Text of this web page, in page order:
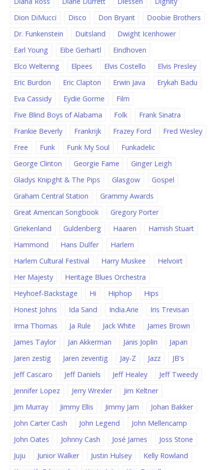
Dion DiMucci
Disco Don Bryant
Doobie Brothers
Dr. Funkenstein
Duitsland
Dwight Icenhower
Earl Young
Eibe Gerhartl
Eindhoven
Elco Weltering
Elpees Elvis Costello
Elvis Presley
Eric Burdon
Eric Clapton Erwin Java
Erykah Badu
Eva Cassidy
Eydie Gorme
Film
Five Blind Boys of Alabama
Folk
Frank Sinatra
Frankie Beverly
Frankrijk Frazey Ford
Fred Wesley
Free
Funk Funk My Soul
Funkadelic
George Clinton
Georgie Fame
Ginger Leigh
Gladys Knipght & The Pips
Glasgow
Gospel
Graham Central Station
Grammy Awards
Great American Songbook
Gregory Porter
Griekenland
Guldenberg Haaren
Hamish Stuart
Hammond
Hans Dulfer
Harlem
Harlem Cultural Festival
Harry Muskee
Helvoirt
Her Majesty
Heritage Blues Orchestra
Heyhoef-Backstage
Hi Hiphop
Hips
Honest Johns
Ida Sand India.Arie
Iris Trevisan
Irma Thomas
Ja Rule Jack White
James Brown
James Taylor
Jan Akkerman Janis Joplin
Japan
Jaren zestig
Jaren zeventig Jay-Z Jazz
JB's
Jeff Cascaro
Jeff Daniels Jeff Healey
Jeff Tweedy
Jennifer Lopez
Jerry Wrexler
Jim Keltner
Jim Murray
Jimmy Ellis Jimmy Jam
Johan Bakker
John Carter Cash
John Legend
John Mellencamp
John Oates
Johnny Cash José James
Joss Stone
Juju
Junior Walker Justin Hulsey
Kelly Rowland